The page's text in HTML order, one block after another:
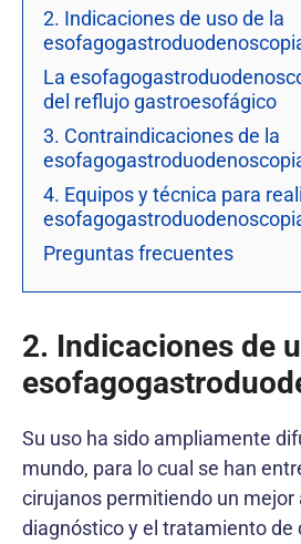
2. Indicaciones de uso de la
La
del reflujo gastroesofágico
3. Contraindicaciones de la
4. Equipos y técnica para
Preguntas frecuentes
2. Indicaciones de
Su uso ha sido ampliamente
mundo, para lo cual se han
cirujanos permitiendo un mejor
diagnóstico y el tratamiento de